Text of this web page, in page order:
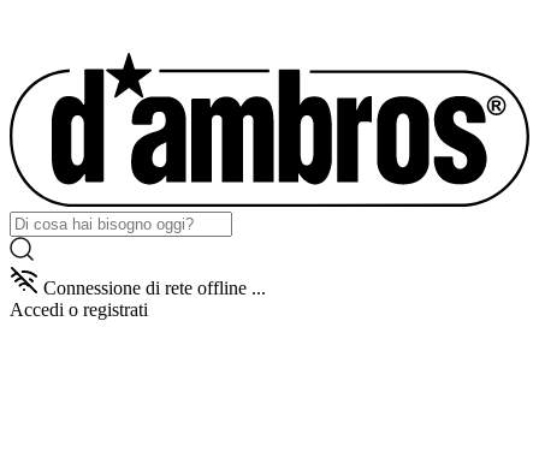
Connessione di rete offline ...
Accedi o registrati